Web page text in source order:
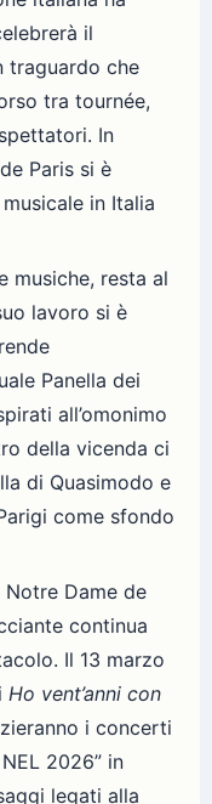
il
traguardo che
tra tournée,
In
Paris si è
in Italia
musiche, resta al
lavoro si è
Panella dei
all’omonimo
della vicenda ci
di Quasimodo e
come sfondo
Dame de
continua
Il 13 marzo
Ho vent’anni con
i concerti
2026” in
legati alla